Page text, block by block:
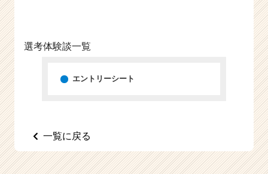
選考体験談一覧
エントリーシート
一覧に戻る